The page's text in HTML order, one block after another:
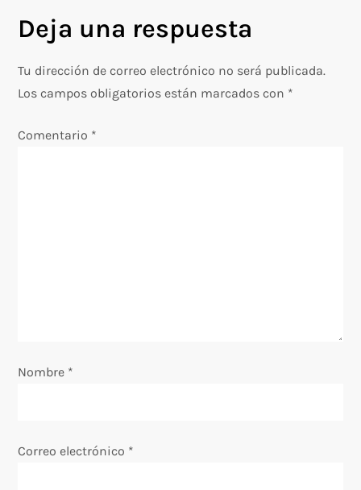
g
a
n
r
Deja una respuesta
Tu dirección de correo electrónico no será publicada.
Los campos obligatorios están marcados con *
Comentario *
Nombre *
Correo electrónico *